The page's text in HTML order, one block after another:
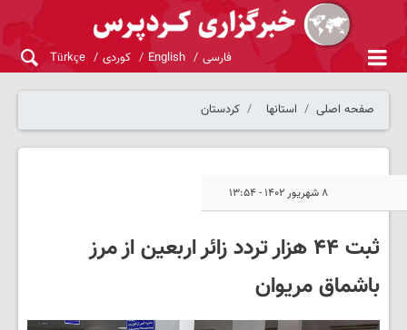
فارسی English کوردی Türkçe
صفحه اصلی استانها کردستان
۸ شهریور ۱۴۰۲ - ۱۳:۵۴
ثبت ۴۴ هزار تردد زائر اربعین از مرز
باشماق مریوان